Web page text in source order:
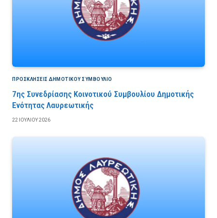
ΠΡΟΣΚΛΉΣΕΙΣ ΔΗΜΟΤΙΚΟΎ ΣΥΜΒΟΎΛΙΟ
7ης Συνεδρίασης Κοινοτικού Συμβουλίου Δημοτικής
Ενότητας Λαυρεωτικής
22 ΙΟΥΛΊΟΥ 2026